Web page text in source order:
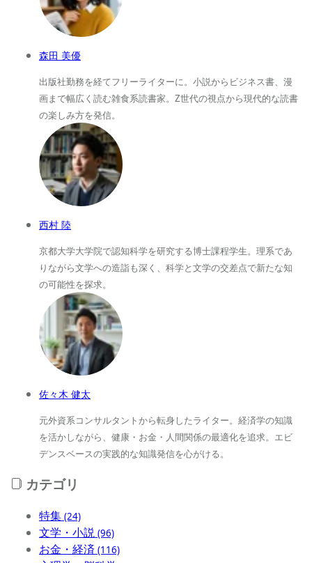
森田 美優
出版社勤務を経てフリーライターに。小説からビジネス書、漫
画まで幅広く読む雑食系読書家。Z世代の視点から現代的な読書
の楽しみ方を発信。
西村 陸
京都大学大学院で認知科学を研究する博士課程学生。理系であ
りながら文学への造詣も深く、科学と文学の交差点で新たな知
の可能性を探求。
佐々木 健太
元外資系コンサルタントから転身したライター。経済学の知識
を活かしながら、健康・お金・人間関係の最適化を追求。エビ
デンスベースの実践的な知識発信を心がける。
カテゴリ
特集 (24)
文学・小説 (96)
お金・経済 (116)